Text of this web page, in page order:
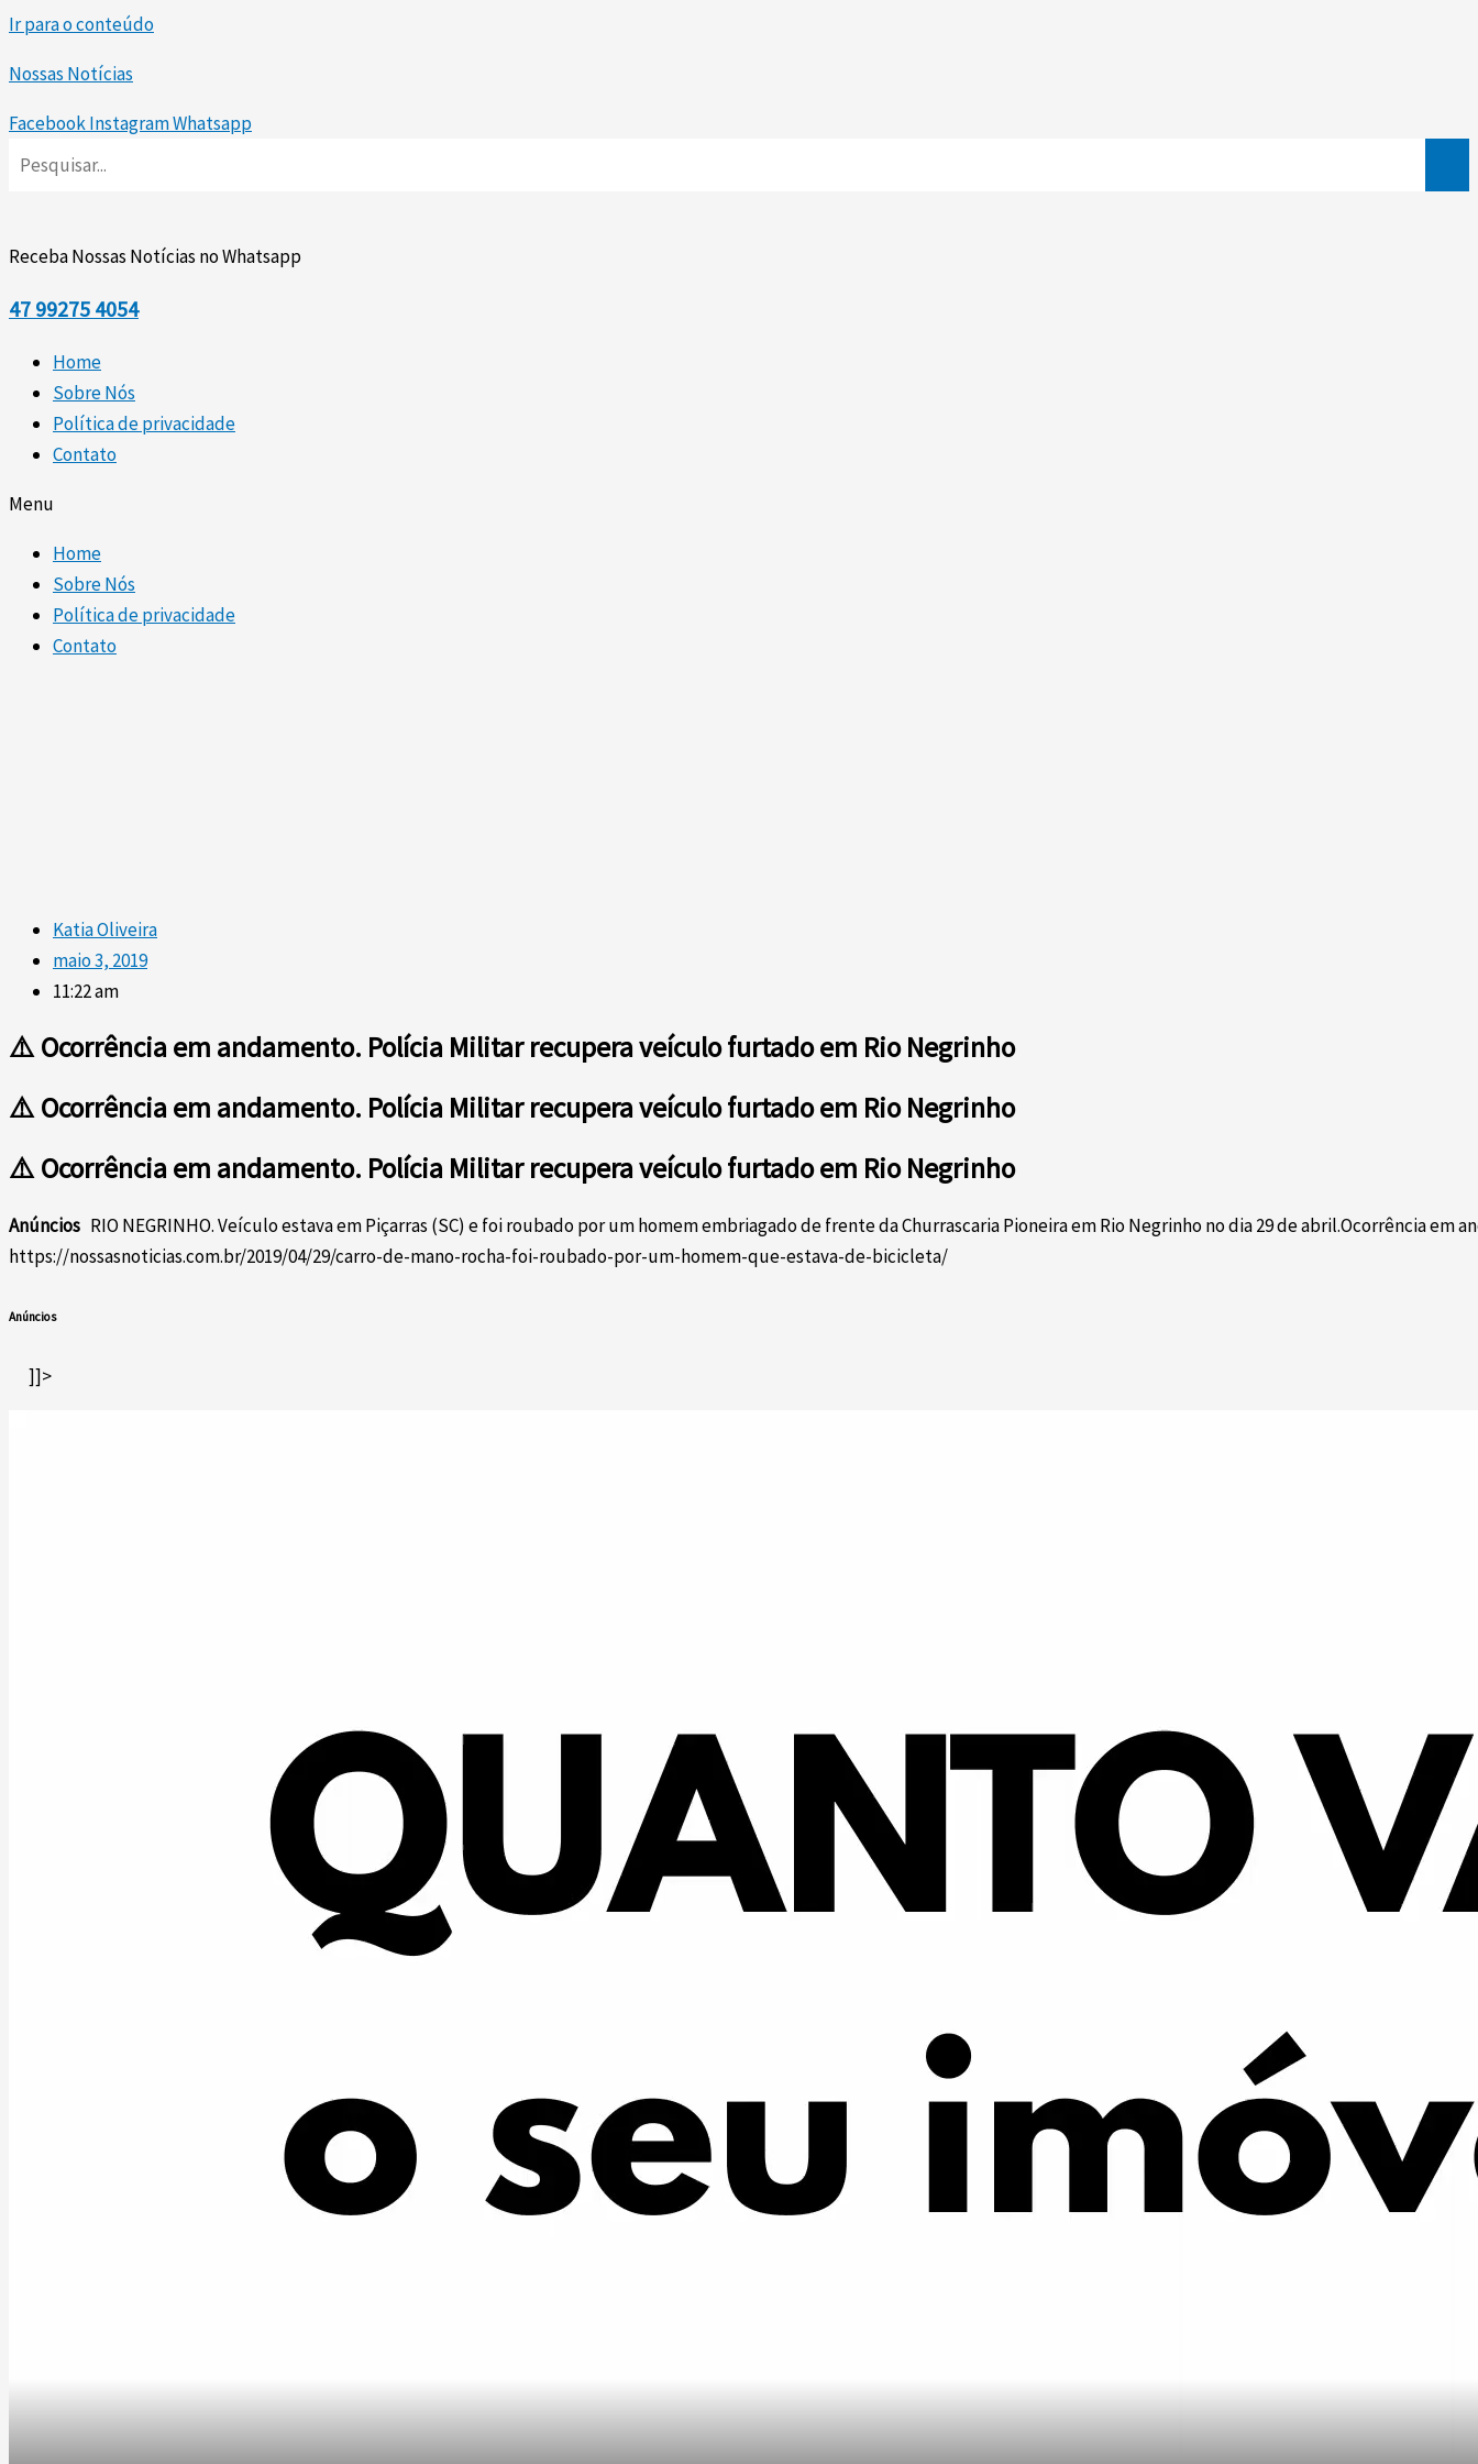
Ir para o conteúdo
Nossas Notícias
FacebookInstagramWhatsapp
Receba Nossas Notícias no Whatsapp
47 99275 4054
Home
Sobre Nós
Política de privacidade
Contato
Menu
Home
Sobre Nós
Política de privacidade
Contato
Katia Oliveira
maio 3, 2019
11:22 am
⚠️ Ocorrência em andamento. Polícia Militar recupera veículo furtado em Rio Negrinho
⚠️ Ocorrência em andamento. Polícia Militar recupera veículo furtado em Rio Negrinho
⚠️ Ocorrência em andamento. Polícia Militar recupera veículo furtado em Rio Negrinho
Anúncios RIO NEGRINHO. Veículo estava em Piçarras (SC) e foi roubado por um homem embriagado de frente da Churrascaria Pioneira em Rio Negrinho no dia 29 de abril.Ocorrência em
https://nossasnoticias.com.br/2019/04/29/carro-de-mano-rocha-foi-roubado-por-um-homem-que-estava-de-bicicleta/
Anúncios
]]>